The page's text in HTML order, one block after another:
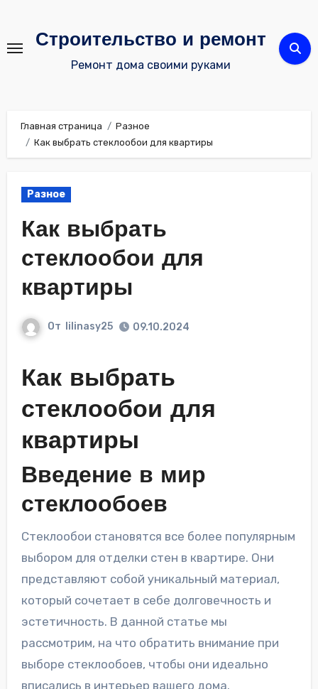
содержимому
Строительство и ремонт
Ремонт дома своими руками
Главная страница
Разное
Как выбрать стеклообои для квартиры
Разное
Как выбрать
стеклообои для
квартиры
От lilinasy25 09.10.2024
Как выбрать
стеклообои для
квартиры
Введение в мир
стеклообоев
Стеклообои становятся все более популярным
выбором для отделки стен в квартире. Они
представляют собой уникальный материал,
который сочетает в себе долговечность и
эстетичность. В данной статье мы
рассмотрим, на что обратить внимание при
выборе стеклообоев, чтобы они идеально
вписались в интерьер вашего дома.